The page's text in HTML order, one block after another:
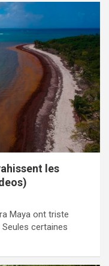
les
Maya ont triste
Seules certaines